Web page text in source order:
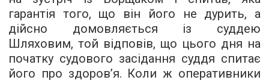
гарантія того, що він його не дурить, а
дійсно домовляється із суддею
Шляховим, той відповів, що цього дня на
початку судового засідання суддя спитає
його про здоров’я. Коли ж оперативники